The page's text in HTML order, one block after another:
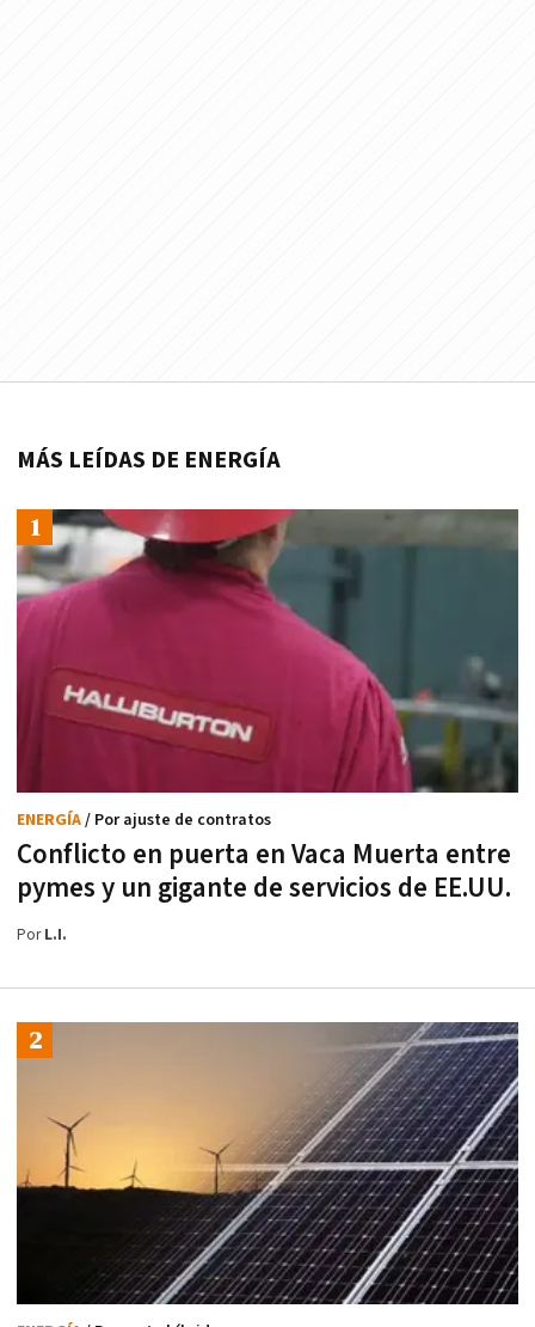
MÁS LEÍDAS DE ENERGÍA
Conflicto en puerta en Vaca Muerta entre
pymes y un gigante de servicios de EE.UU.
ENERGÍA/ Por ajuste de contratos
PorL.I.